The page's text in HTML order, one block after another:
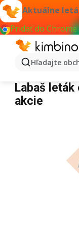
Aktuálne
Pridať do Chrome
Hľadajte
Labaš
Labaš
akcie